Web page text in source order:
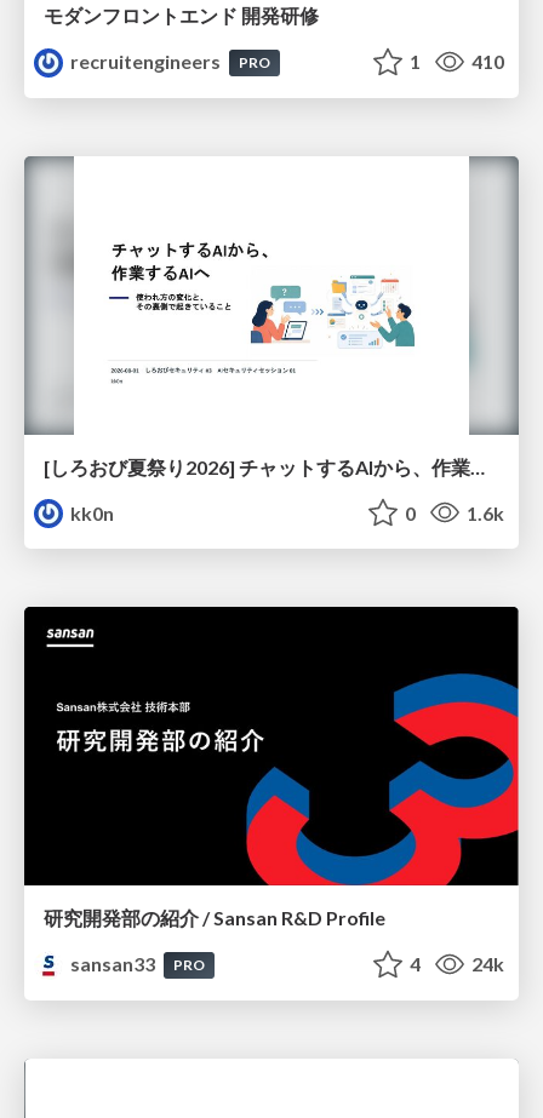
モダンフロントエンド 開発研修
recruitengineers
PRO 1 410
kk0n
0 1.6k
研究開発部の紹介 / Sansan R&D Profile
sansan33
PRO 4 24k